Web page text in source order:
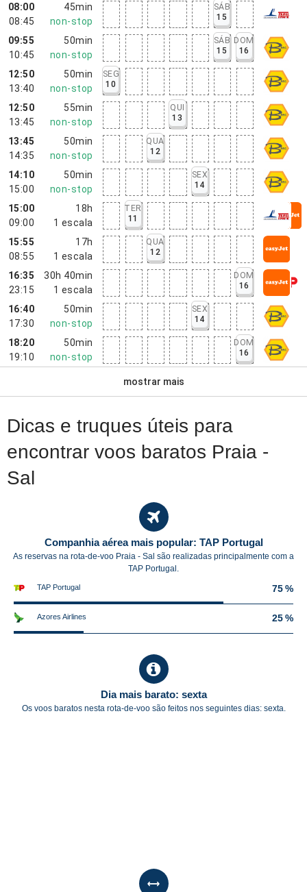
08:00
08:45
45min
non-stop
SÁB
15
09:55
10:45
50min
non-stop
SÁB
15
DOM
16
12:50
13:40
50min
non-stop
SEG
10
12:50
13:45
55min
non-stop
QUI
13
13:45
14:35
50min
non-stop
QUA
12
14:10
15:00
50min
non-stop
SEX
14
15:00
09:00
18h
1 escala
TER
11
15:55
08:55
17h
1 escala
QUA
12
16:35
23:15
30h 40min
1 escala
DOM
16
16:40
17:30
50min
non-stop
SEX
14
18:20
19:10
50min
non-stop
DOM
16
mostrar mais
Dicas e truques úteis para
encontrar voos baratos Praia -
Sal
Companhia aérea mais popular: TAP Portugal
As reservas na rota-de-voo Praia - Sal são realizadas principalmente com a
TAP Portugal.
TAP Portugal 75 %
Azores Airlines 25 %
Dia mais barato: sexta
Os voos baratos nesta rota-de-voo são feitos nos seguintes dias: sexta.